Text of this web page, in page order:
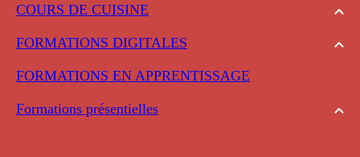
COURS DE CUISINE
FORMATIONS DIGITALES
FORMATIONS EN APPRENTISSAGE
Formations présentielles